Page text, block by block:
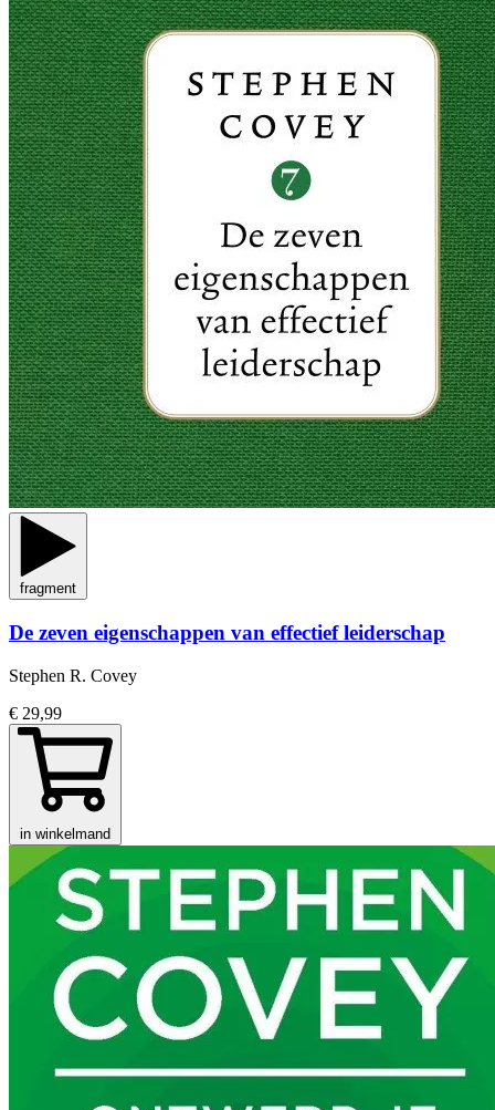
fragment
De zeven eigenschappen van effectief leiderschap
Stephen R. Covey
€ 29,99
in winkelmand